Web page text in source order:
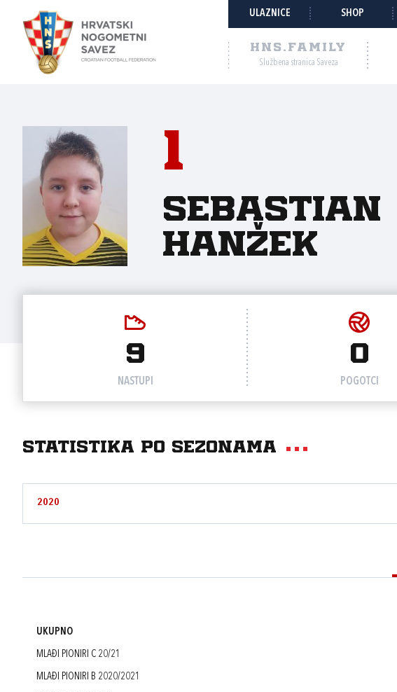
ULAZNICE SHOP
HNS.FAMILY
Službena stranica Saveza
1
Sebastian
Hanžek
9
NASTUPI
0
POGOTCI
Statistika po sezonama
2020
UKUPNO
MLAĐI PIONIRI C 20/21
MLAĐI PIONIRI B 2020/2021